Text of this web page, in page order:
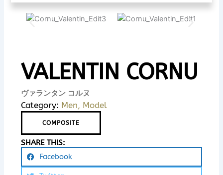
VALENTIN CORNU
ヴァランタン コルヌ
Category: Men, Model
COMPOSITE
SHARE THIS:
Facebook